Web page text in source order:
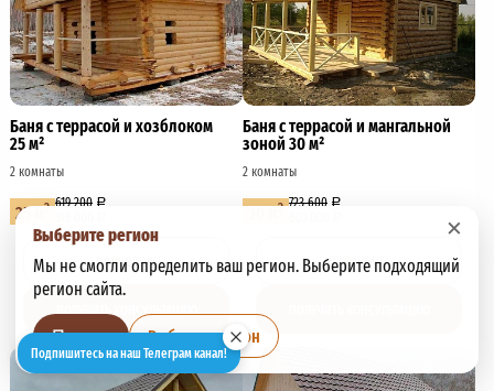
×
Выберите регион
Мы не смогли определить ваш регион. Выберите подходящий
регион сайта.
Позже Выбрать регион
Баня с террасой и хозблоком
25 м²
2 комнаты
25 м2 619 200
ПОДРОБНЕЕ
ПОЛУЧИТЬ КОНСУЛЬТАЦИЮ
Баня с террасой и мангальной
зоной 30 м²
2 комнаты
30 м2 723 600
ПОДРОБНЕЕ
Подпишитесь на наш Телеграм канал!